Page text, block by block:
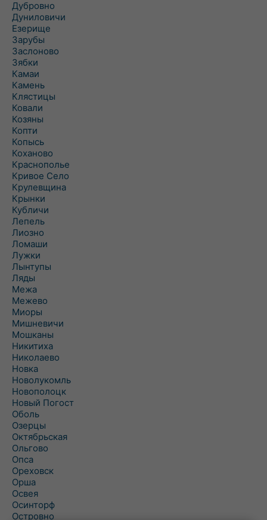
Дубровно
Дуниловичи
Езерище
Зарубы
Заслоново
Зябки
Камаи
Камень
Клястицы
Ковали
Козяны
Копти
Копысь
Коханово
Краснополье
Кривое Село
Крулевщина
Крынки
Кубличи
Лепель
Лиозно
Ломаши
Лужки
Лынтупы
Ляды
Межа
Межево
Миоры
Мишневичи
Мошканы
Никитиха
Николаево
Новка
Новолукомль
Новополоцк
Новый Погост
Оболь
Озерцы
Октябрьская
Ольгово
Опса
Ореховск
Орша
Освея
Осинторф
Островно